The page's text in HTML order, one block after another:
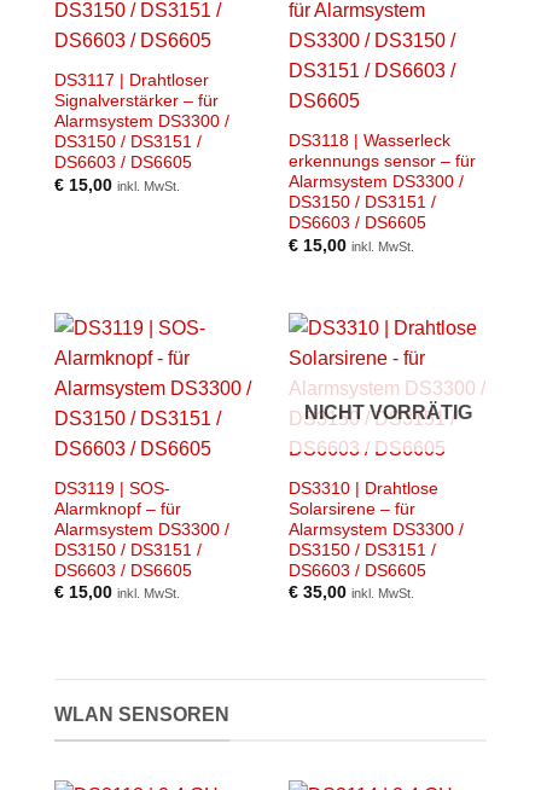
DS3117 | Drahtloser
Signalverstärker – für
Alarmsystem DS3300 /
DS3150 / DS3151 /
DS6603 / DS6605
€ 15,00 inkl. MwSt.
DS3118 | Wasserleck
erkennungs sensor – für
Alarmsystem DS3300 /
DS3150 / DS3151 /
DS6603 / DS6605
€ 15,00 inkl. MwSt.
DS3119 | SOS-
Alarmknopf – für
Alarmsystem DS3300 /
DS3150 / DS3151 /
DS6603 / DS6605
€ 15,00 inkl. MwSt.
NICHT VORRÄTIG
DS3310 | Drahtlose
Solarsirene – für
Alarmsystem DS3300 /
DS3150 / DS3151 /
DS6603 / DS6605
€ 35,00 inkl. MwSt.
WLAN SENSOREN